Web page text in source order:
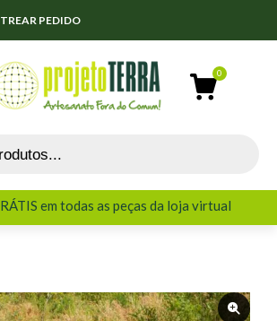
PEDIDO
em todas as peças da loja virtual
em todas as peças da loja virtual